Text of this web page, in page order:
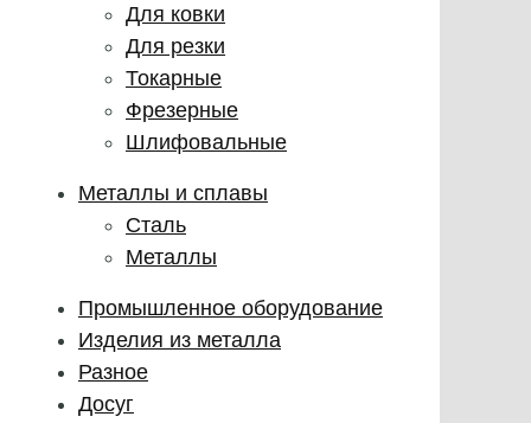
Для ковки
Для резки
Токарные
Фрезерные
Шлифовальные
Металлы и сплавы
Сталь
Металлы
Промышленное оборудование
Изделия из металла
Разное
Досуг